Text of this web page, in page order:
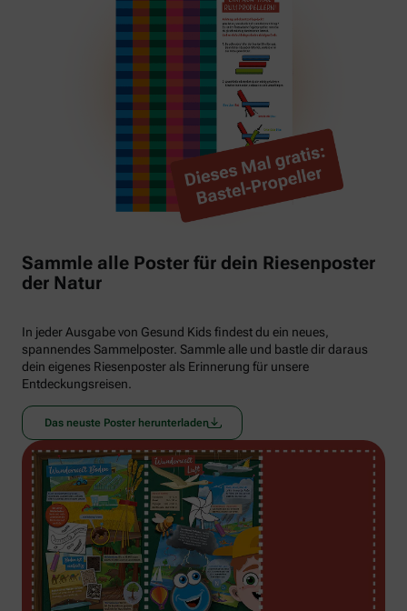
Sammle alle Poster für dein Riesenposter
der Natur
In jeder Ausgabe von Gesund Kids findest du ein neues,
spannendes Sammelposter. Sammle alle und bastle dir daraus
dein eigenes Riesenposter als Erinnerung für unsere
Entdeckungsreisen.
Das neuste Poster herunterladen